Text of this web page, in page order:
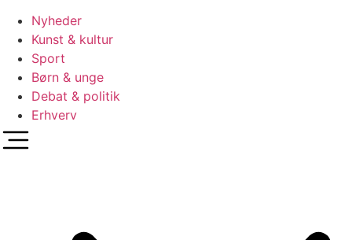
Nyheder
Kunst & kultur
Sport
Børn & unge
Debat & politik
Erhverv